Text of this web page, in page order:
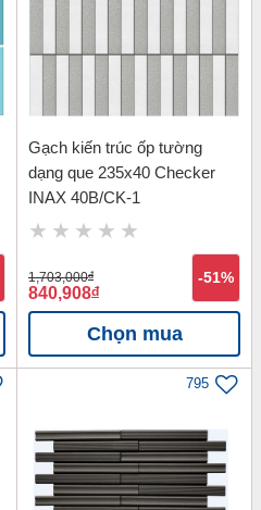
Gạch kiến trúc ốp tường
dạng que 235x40 Checker
INAX 40B/CK-1
1,703,000đ
840,908đ
-51%
Chọn mua
795